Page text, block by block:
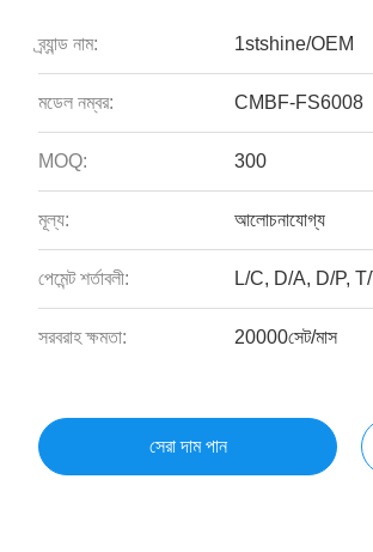
ব্র্যান্ড নাম: 1stshine/OEM
মডেল নম্বর: CMBF-FS6008
MOQ: 300
মূল্য: আলোচনাযোগ্য
পেমেন্ট শর্তাবলী: L/C, D/A, D/P, T/T,
সরবরাহ ক্ষমতা: 20000সেট/মাস
সেরা দাম পান